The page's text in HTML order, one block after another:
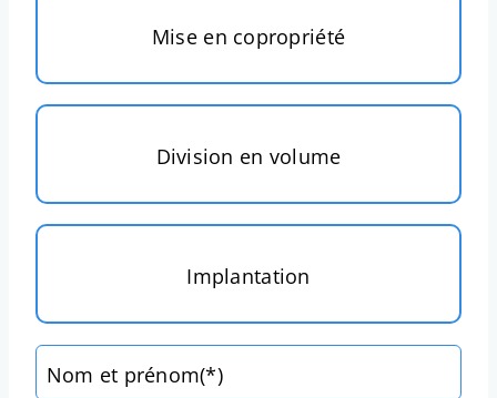
Mise en copropriété
Division en volume
Implantation
Nom et prénom(*)